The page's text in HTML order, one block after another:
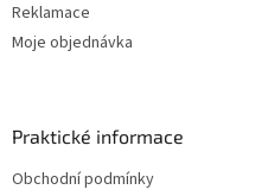
Reklamace
Moje objednávka
Praktické informace
Obchodní podmínky